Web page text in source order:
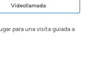
Videollamada
para una visita guiada a